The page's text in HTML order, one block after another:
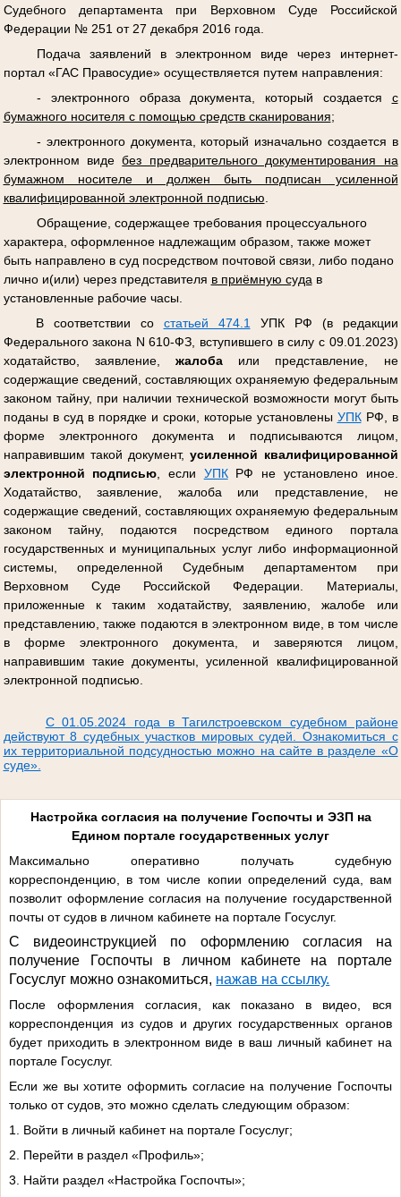
Судебного департамента при Верховном Суде Российской
Федерации № 251 от 27 декабря 2016 года.
Подача заявлений в электронном виде через интернет-
портал «ГАС Правосудие» осуществляется путем направления:
- электронного образа документа, который создается с
бумажного носителя с помощью средств сканирования;
- электронного документа, который изначально создается в
электронном видебез предварительного документирования на
бумажном носителе и должен быть подписан усиленной
квалифицированной электронной подписью
Обращение, содержащее требования процессуального
характера, оформленное надлежащим образом, также может
быть направлено в суд посредством почтовой связи, либо подано
лично и(или) через представителя в приёмную суда в
установленные рабочие часы.
В соответствии со статьей 474.1
УПК РФ (в редакции
Федерального закона N 610-ФЗ, вступившего в силу с 09.01.2023)
ходатайство, заявление, жалобаили представление, не
содержащие сведений, составляющих охраняемую федеральным
законом тайну, при наличии технической возможности могут быть
поданы в суд в порядке и сроки, которые установлены УПКРФ, в
форме электронного документа и подписываются лицом,
направившим такой документ,усиленной квалифицированной
электронной подписью , если УПКРФ не установлено иное.
Ходатайство, заявление, жалоба или представление, не
содержащие сведений, составляющих охраняемую федеральным
законом тайну, подаются посредством единого портала
государственных и муниципальных услуг либо информационной
системы, определенной Судебным департаментом при
Верховном Суде Российской Федерации. Материалы,
приложенные к таким ходатайству, заявлению, жалобе или
представлению, также подаются в электронном виде, в том числе
в форме электронного документа, и заверяются лицом,
направившим такие документы, усиленной квалифицированной
электронной подписью.
С 01.05.2024 года в Тагилстроевском судебном районе
действуют 8 судебных участков мировых судей. Ознакомиться с
их территориальной подсудностью можно на сайте в разделе «О
суде».
Настройка согласия на получение Госпочты и ЭЗП на
Едином портале государственных услуг
Максимально оперативно получать судебную
корреспонденцию, в том числе копии определений суда, вам
позволит оформление согласия на получение государственной
почты от судов в личном кабинете на портале Госуслуг.
С видеоинструкцией по оформлению согласия на
получение Госпочты в личном кабинете на портале
Госуслуг можно ознакомиться, нажав на ссылку.
После оформления согласия, как показано в видео, вся
корреспонденция из судов и других государственных органов
будет приходить в электронном виде в ваш личный кабинет на
портале Госуслуг.
Если же вы хотите оформить согласие на получение Госпочты
только от судов, это можно сделать следующим образом:
1. Войти в личный кабинет на портале Госуслуг;
2. Перейти в раздел «Профиль»;
3. Найти раздел «Настройка Госпочты»;